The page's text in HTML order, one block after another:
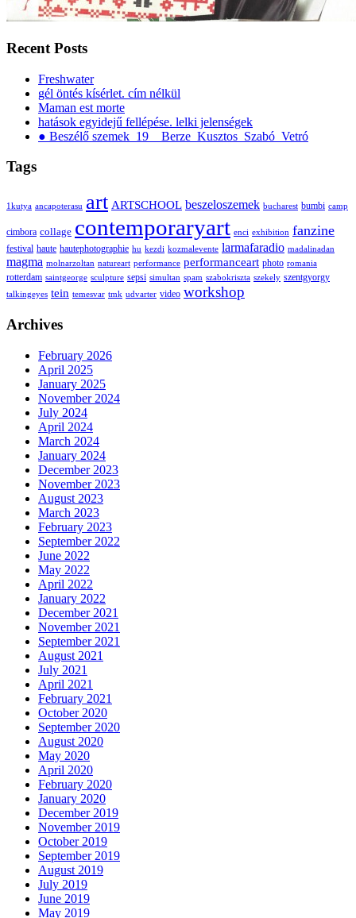
Recent Posts
Freshwater
gél öntés kísérlet. cím nélkül
Maman est morte
hatások egyidejű fellépése. lelki jelenségek
● Beszélő szemek_19__Berze_Kusztos_Szabó_Vetró
Tags
1kutya ancapoterasu art ARTSCHOOL beszeloszemek bucharest bumbi camp
cimbora collage contemporaryart enci exhibition fanzine
festival haute hautephotographie hu kezdi kozmalevente larmafaradio madalinadan
magma molnarzoltan natureart performance performanceart photo romania
rotterdam saintgeorge sculpture sepsi simultan spam szabokriszta szekely szentgyorgy
talkingeyes tein temesvar tmk udvarter video workshop
Archives
February 2026
April 2025
January 2025
November 2024
July 2024
April 2024
March 2024
January 2024
December 2023
November 2023
August 2023
March 2023
February 2023
September 2022
June 2022
May 2022
April 2022
January 2022
December 2021
November 2021
September 2021
August 2021
July 2021
April 2021
February 2021
October 2020
September 2020
August 2020
May 2020
April 2020
February 2020
January 2020
December 2019
November 2019
October 2019
September 2019
August 2019
July 2019
June 2019
May 2019